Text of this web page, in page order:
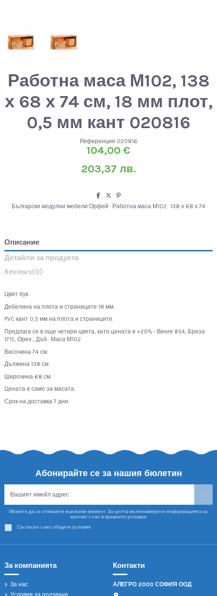
Работна маса М102, 138
х 68 х 74 см, 18 мм плот,
0,5 мм кант 020816
Референция 020816
104,00 €
203,37 лв.
Български модулни мебели Орфей Работна маса М102 138 х 68 х 74
Описание
Детайли за продукта
Reviews(0)
Цвят бук.
Дебелина на плота и страниците 18 мм.
PVC кант 0,5 мм на плота и страниците.
Предлага се в още четири цвята, като цената е +20% - Венге 854, Бреза
1715, Орех , Дъб . Маса М102
Височина 74 см.
Дължина 138 см.
Широчина 68 см.
Цената е само за масата.
Срок на доставка 7 дни.
Абонирайте се за нашия бюлетин
Можете да се отпишете във всеки момент. За целта моля намерете информацията за
контакт с нас в правните условия.
Съгласен съм с общите условия.
За компанията
За нас
Условия за ползване
Контакти
АЛЕГРО 2000 СОФИЯ ООД